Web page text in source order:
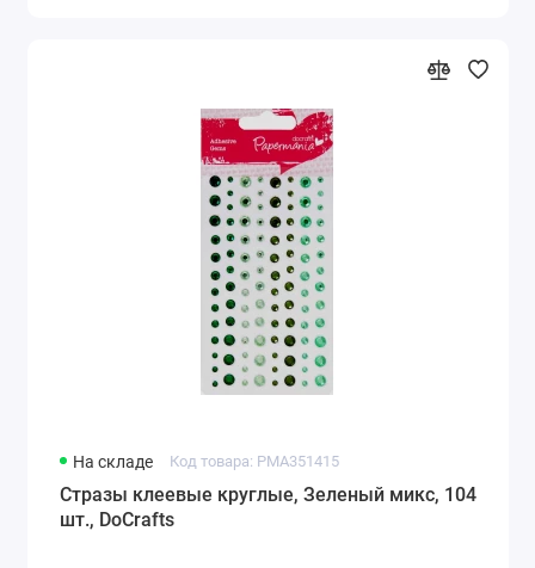
На складе Код товара: PMA351415
Стразы клеевые круглые, Зеленый микс, 104
шт., DoCrafts